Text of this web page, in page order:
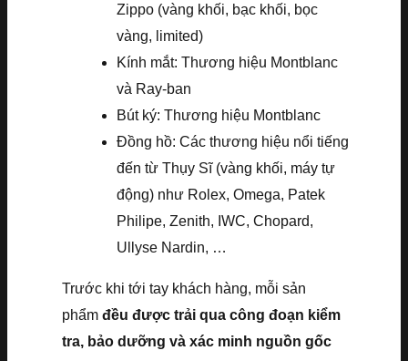
Zippo (vàng khối, bạc khối, bọc
vàng, limited)
Kính mắt: Thương hiệu Montblanc
và Ray-ban
Bút ký: Thương hiệu Montblanc
Đồng hồ: Các thương hiệu nổi tiếng
đến từ Thụy Sĩ (vàng khối, máy tự
động) như Rolex, Omega, Patek
Philipe, Zenith, IWC, Chopard,
Ullyse Nardin, …
Trước khi tới tay khách hàng, mỗi sản
phẩm đều được trải qua công đoạn kiểm
tra, bảo dưỡng và xác minh nguồn gốc